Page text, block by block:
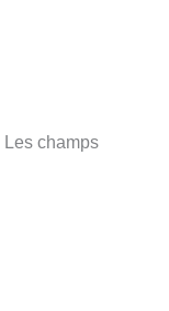
Les champs